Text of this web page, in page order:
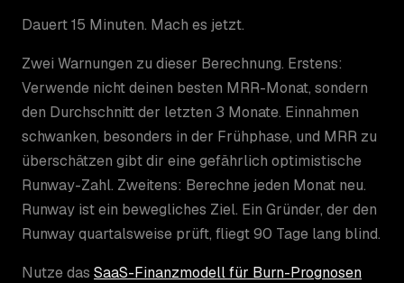
Dauert 15 Minuten. Mach es jetzt.
Zwei Warnungen zu dieser Berechnung. Erstens:
Verwende nicht deinen besten MRR-Monat, sondern
den Durchschnitt der letzten 3 Monate. Einnahmen
schwanken, besonders in der Frühphase, und MRR zu
überschätzen gibt dir eine gefährlich optimistische
Runway-Zahl. Zweitens: Berechne jeden Monat neu.
Runway ist ein bewegliches Ziel. Ein Gründer, der den
Runway quartalsweise prüft, fliegt 90 Tage lang blind.
Nutze das SaaS-Finanzmodell für Burn-Prognosen